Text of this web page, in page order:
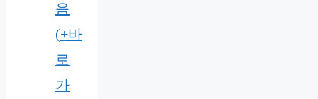
음
(+바
로
가